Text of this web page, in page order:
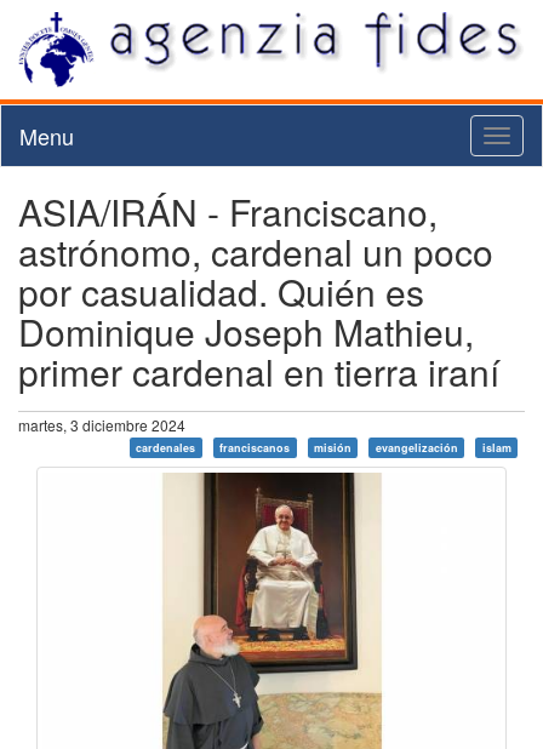
Menu
ASIA/IRÁN - Franciscano,
astrónomo, cardenal un poco
por casualidad. Quién es
Dominique Joseph Mathieu,
primer cardenal en tierra iraní
martes, 3 diciembre 2024
cardenales franciscanos misión evangelización islam